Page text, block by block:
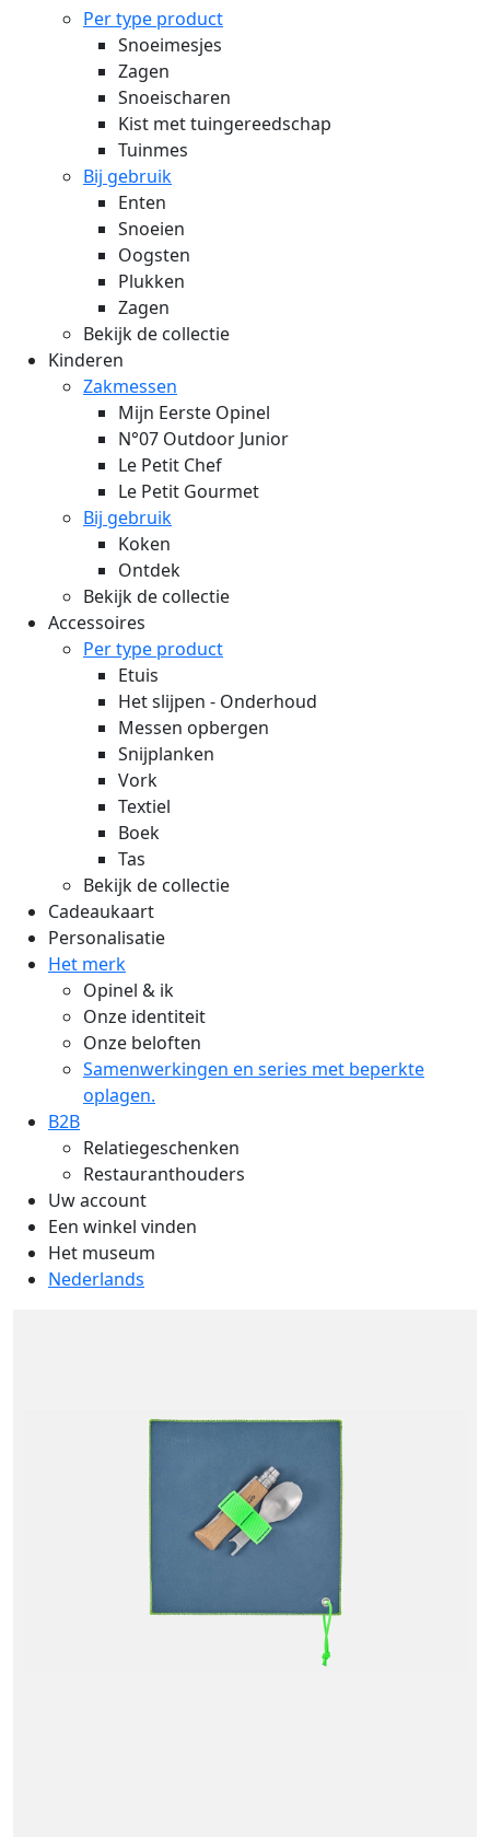
Per type product
Snoeimesjes
Zagen
Snoeischaren
Kist met tuingereedschap
Tuinmes
Bij gebruik
Enten
Snoeien
Oogsten
Plukken
Zagen
Bekijk de collectie
Kinderen
Zakmessen
Mijn Eerste Opinel
N°07 Outdoor Junior
Le Petit Chef
Le Petit Gourmet
Bij gebruik
Koken
Ontdek
Bekijk de collectie
Accessoires
Per type product
Etuis
Het slijpen - Onderhoud
Messen opbergen
Snijplanken
Vork
Textiel
Boek
Tas
Bekijk de collectie
Cadeaukaart
Personalisatie
Het merk
Opinel & ik
Onze identiteit
Onze beloften
Samenwerkingen en series met beperkte
oplagen.
B2B
Relatiegeschenken
Restauranthouders
Uw account
Een winkel vinden
Het museum
Nederlands